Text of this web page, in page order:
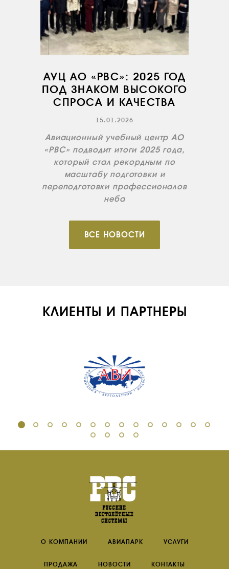
ИНСТРУКТОРЫ
ПРОДАЖА АТИ
НОВОСТИ
КОНТАКТЫАУЦ АО «РВС»: 2025 ГОД
ПОД ЗНАКОМ ВЫСОКОГО
СПРОСА И КАЧЕСТВА
15.01.2026
Авиационный учебный центр АО
«РВС» подводит итоги 2025 года,
который стал рекордным по
масштабу подготовки и
переподготовки профессионалов
неба
ВСЕ НОВОСТИ
КЛИЕНТЫ И ПАРТНЕРЫ
О КОМПАНИИ АВИАПАРК УСЛУГИ
ПРОДАЖА НОВОСТИ КОНТАКТЫ